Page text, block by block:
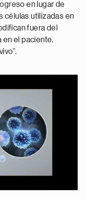
en lugar de
células utilizadas en
fuera del
en el paciente,